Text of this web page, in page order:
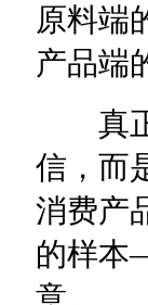
原料端
产品端
真正
信，而
消费产
的样本
意。